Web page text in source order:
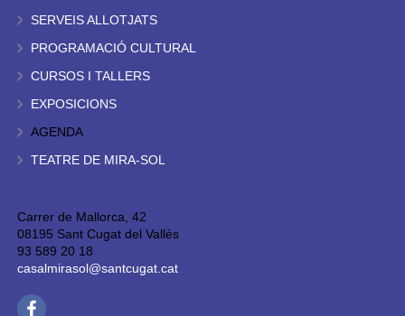
SERVEIS ALLOTJATS
PROGRAMACIÓ CULTURAL
CURSOS I TALLERS
EXPOSICIONS
AGENDA
TEATRE DE MIRA-SOL
Carrer de Mallorca, 42
08195 Sant Cugat del Vallès
93 589 20 18
casalmirasol@santcugat.cat